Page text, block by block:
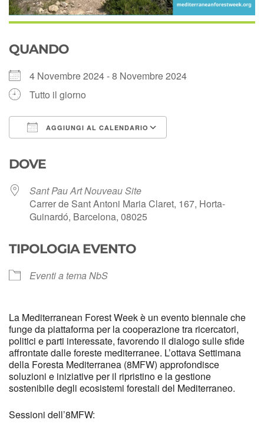
QUANDO
4 Novembre 2024 - 8 Novembre 2024
Tutto il giorno
AGGIUNGI AL CALENDARIO
DOVE
Sant Pau Art Nouveau Site
Carrer de Sant Antoni Maria Claret, 167, Horta-
Guinardó, Barcelona, 08025
TIPOLOGIA EVENTO
Eventi a tema NbS
La Mediterranean Forest Week è un evento biennale che
funge da piattaforma per la cooperazione tra ricercatori,
politici e parti interessate, favorendo il dialogo sulle sfide
affrontate dalle foreste mediterranee. L’ottava Settimana
della Foresta Mediterranea (8MFW) approfondisce
soluzioni e iniziative per il ripristino e la gestione
sostenibile degli ecosistemi forestali del Mediterraneo.
Sessioni dell’8MFW: